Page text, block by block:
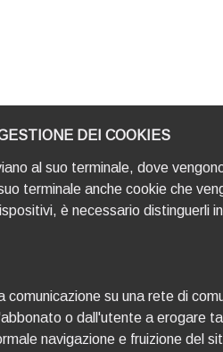
DEI COOKIES
al suo terminale, dove
terminale anche cookie che
è necessario distinguerli
su una rete di
o dall'utente a erogare
navigazione e fruizione del